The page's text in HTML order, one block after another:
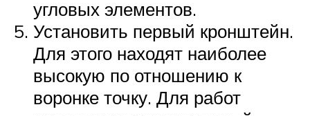
угловых элементов.
Установить первый кронштейн.
Для этого находят наиболее
высокую по отношению к
воронке точку. Для работ